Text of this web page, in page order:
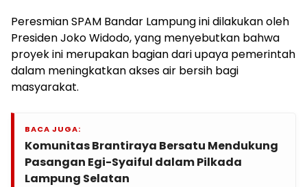
Peresmian SPAM Bandar Lampung ini dilakukan oleh
Presiden Joko Widodo, yang menyebutkan bahwa
proyek ini merupakan bagian dari upaya pemerintah
dalam meningkatkan akses air bersih bagi
masyarakat.
BACA JUGA:
Komunitas Brantiraya Bersatu Mendukung
Pasangan Egi-Syaiful dalam Pilkada
Lampung Selatan